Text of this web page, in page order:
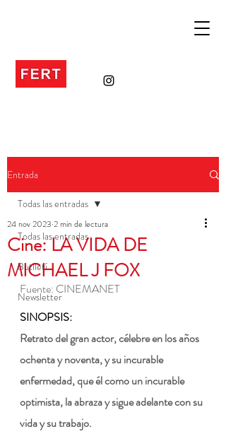
Entrada
Todas las entradas
Butlletí
Newsletter
Todas las entradas
Cine: LA VIDA DE
MICHAEL J FOX
24 nov 2023 2 min de lectura
Fuente: CINEMANET
SINOPSIS:
Retrato del gran actor, célebre en los años
ochenta y noventa, y su incurable
enfermedad, que él como un incurable
optimista, la abraza y sigue adelante con su
vida y su trabajo.